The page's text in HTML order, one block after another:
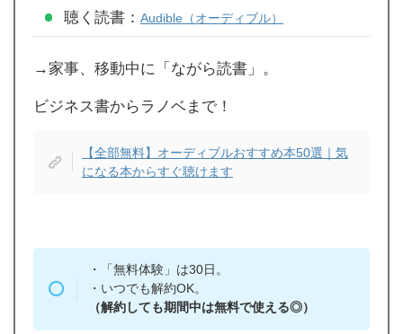
聴く読書： Audible（オーディブル）
→家事、移動中に「ながら読書」。
ビジネス書からラノベまで！
【全部無料】オーディブルおすすめ本50選｜気
になる本からすぐ聴けます
・「無料体験」は30日。
・いつでも解約OK。
（解約しても期間中は無料で使える◎）